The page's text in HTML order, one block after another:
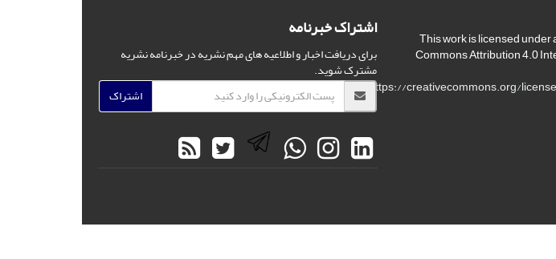
This work is licensed under
Commons Attribution 4.0
https://creativecommons.org/
)
اشتراک خبرنامه
برای دریافت اخبار و اطلاعیه های مهم نشریه در خبرنامه نشریه
مشترک شوید.
اشتراک